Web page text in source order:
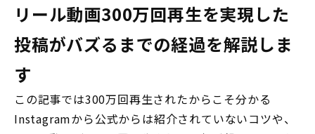
リール動画300万回再生を実現した
投稿がバズるまでの経過を解説しま
す
この記事では300万回再生されたからこそ分かる
Instagramから公式からは紹介されていないコツや、